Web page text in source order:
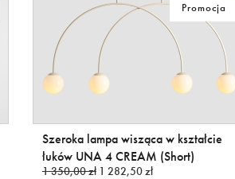
Promocja
Szeroka lampa wisząca w kształcie
łuków UNA 4 CREAM (Short)
1 350,00 zł1 282,50 zł